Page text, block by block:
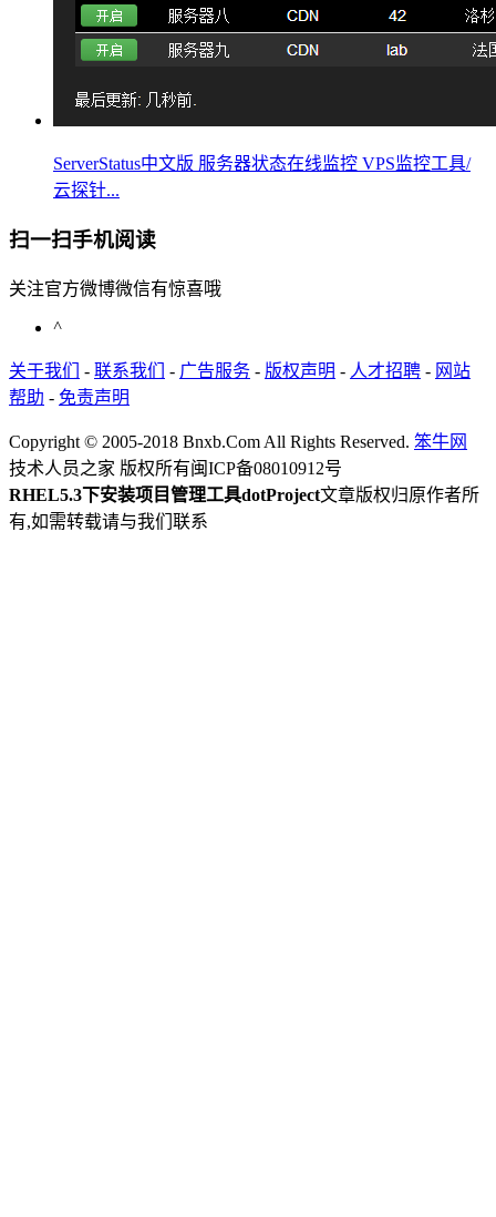
ServerStatus中文版 服务器状态在线监控 VPS监控工具/
云探针...
扫一扫手机阅读
关注官方微博微信有惊喜哦
^
关于我们 - 联系我们 - 广告服务 - 版权声明 - 人才招聘 - 网站
帮助 - 免责声明
Copyright © 2005-2018 Bnxb.Com All Rights Reserved. 笨牛网
技术人员之家 版权所有闽ICP备08010912号
RHEL5.3下安装项目管理工具dotProject文章版权归原作者所
有,如需转载请与我们联系